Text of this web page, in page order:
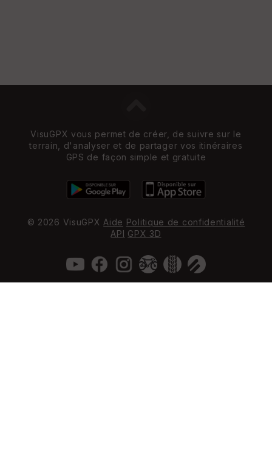
VisuGPX vous permet de créer, de suivre sur le
terrain, d'analyser et de partager vos itinéraires
GPS de façon simple et gratuite
© 2026 VisuGPX Aide Politique de confidentialité
API GPX 3D